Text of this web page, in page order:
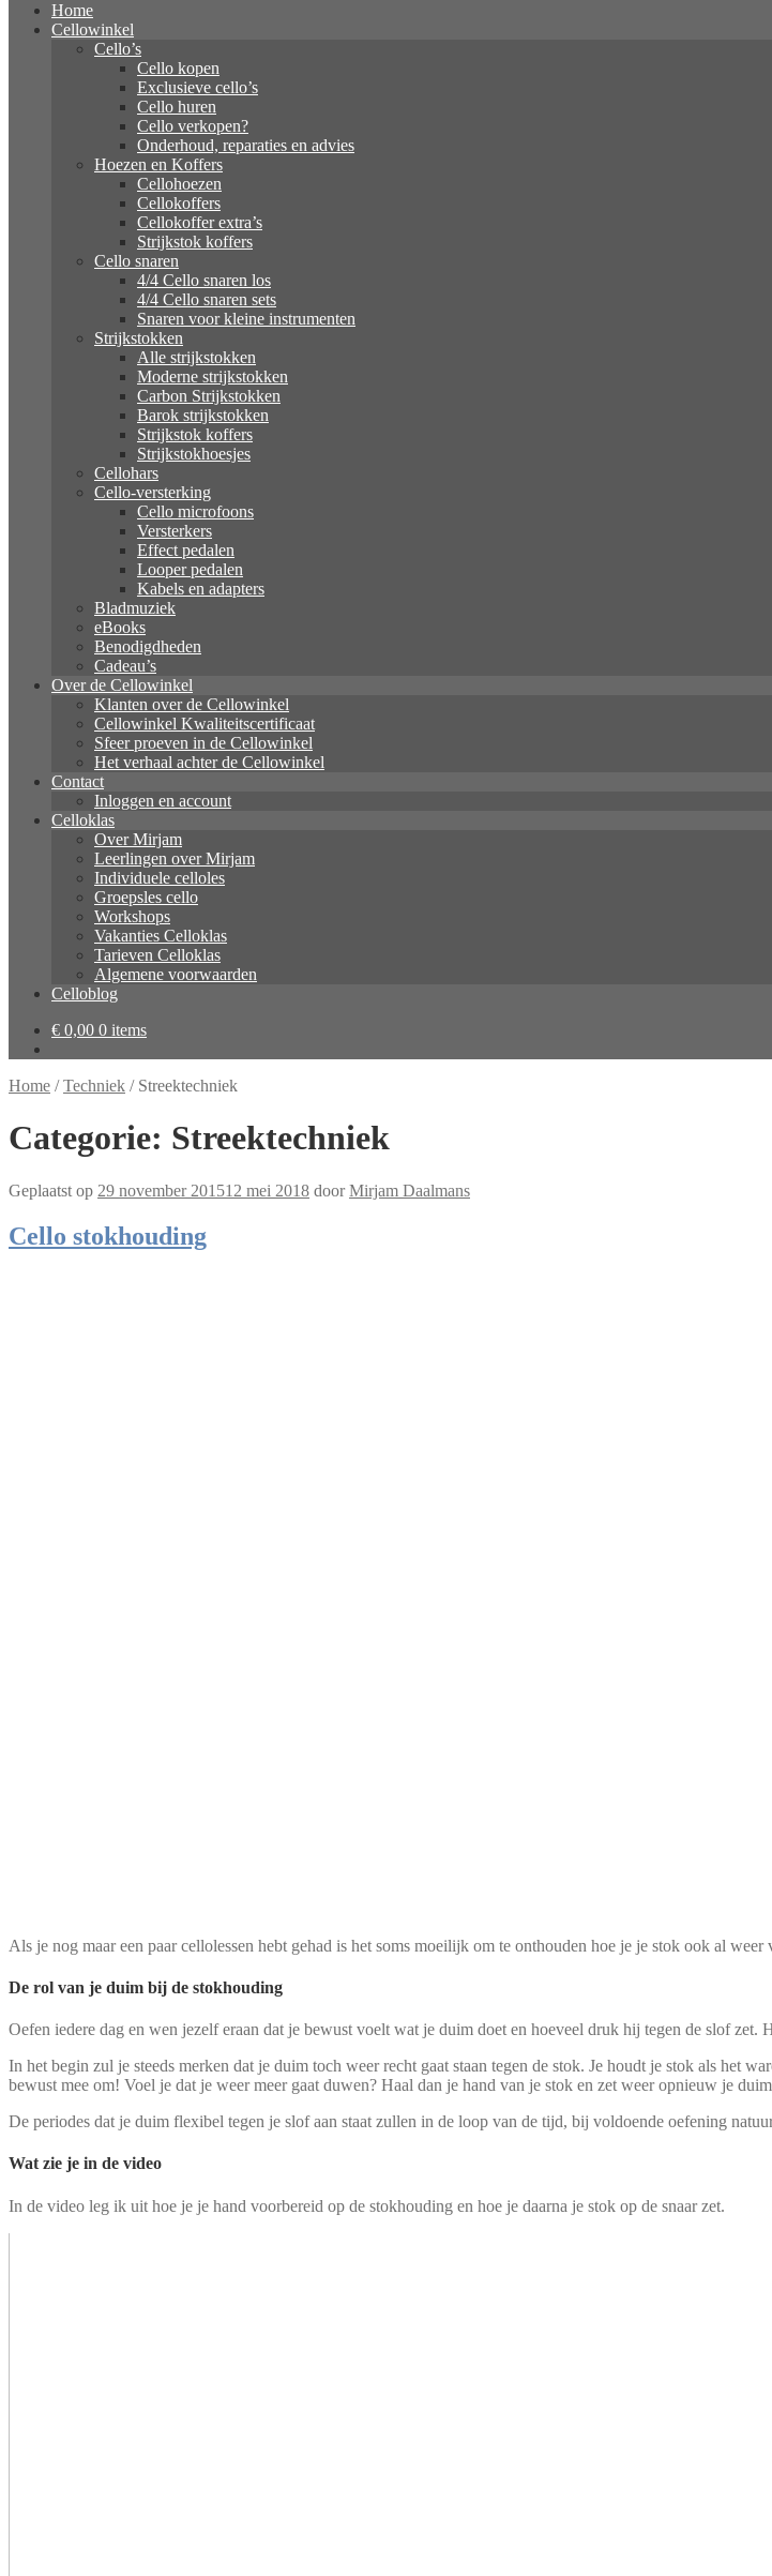
Home
Cellowinkel
Cello’s
Cello kopen
Exclusieve cello’s
Cello huren
Cello verkopen?
Onderhoud, reparaties en advies
Hoezen en Koffers
Cellohoezen
Cellokoffers
Cellokoffer extra’s
Strijkstok koffers
Cello snaren
4/4 Cello snaren los
4/4 Cello snaren sets
Snaren voor kleine instrumenten
Strijkstokken
Alle strijkstokken
Moderne strijkstokken
Carbon Strijkstokken
Barok strijkstokken
Strijkstok koffers
Strijkstokhoesjes
Cellohars
Cello-versterking
Cello microfoons
Versterkers
Effect pedalen
Looper pedalen
Kabels en adapters
Bladmuziek
eBooks
Benodigdheden
Cadeau’s
Over de Cellowinkel
Klanten over de Cellowinkel
Cellowinkel Kwaliteitscertificaat
Sfeer proeven in de Cellowinkel
Het verhaal achter de Cellowinkel
Contact
Inloggen en account
Celloklas
Over Mirjam
Leerlingen over Mirjam
Individuele celloles
Groepsles cello
Workshops
Vakanties Celloklas
Tarieven Celloklas
Algemene voorwaarden
Celloblog
€ 0,00 0 items
Home /Techniek / Streektechniek
Categorie: Streektechniek
Geplaatst op 29 november 201512 mei 2018 doorMirjam Daalmans
Cello stokhouding
Als je nog maar een paar cellolessen hebt gehad is het soms moeilijk om te onthouden hoe je je stok ook al
De rol van je duim bij de stokhouding
Oefen iedere dag en wen jezelf eraan dat je bewust voelt wat je duim doet en hoeveel druk hij tegen de slof
In het begin zul je steeds merken dat je duim toch weer recht gaat staan tegen de stok. Je houdt je stok als het
bewust mee om! Voel je dat je weer meer gaat duwen? Haal dan je hand van je stok en zet weer opnieuw je
De periodes dat je duim flexibel tegen je slof aan staat zullen in de loop van de tijd, bij voldoende oefening
Wat zie je in de video
In de video leg ik uit hoe je je hand voorbereid op de stokhouding en hoe je daarna je stok op de snaar zet.